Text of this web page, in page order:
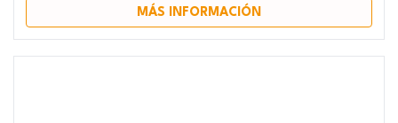
MÁS INFORMACIÓN